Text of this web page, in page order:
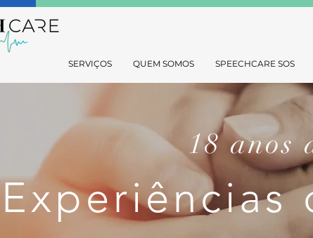
SERVIÇOS QUEM SOMOS SPEECHCARE SOS
18 anos
Experiências